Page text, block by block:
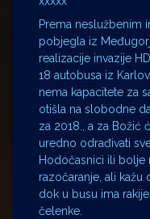
Prema neslužbenim
pobjegla iz
realizacije invazije
18 autobusa iz
nema kapacitete za
otišla na slobodne
za 2018., a za Božić
uredno odrađivati
Hodočasnici ili bolje
razočaranje, ali kažu
dok u busu ima
čelenke.